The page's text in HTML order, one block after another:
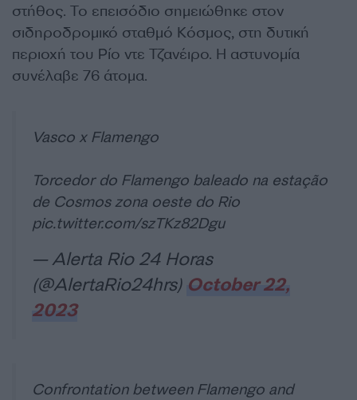
στήθος. Το επεισόδιο σημειώθηκε στον
σιδηροδρομικό σταθμό Κόσμος, στη δυτική
περιοχή του Ρίο ντε Τζανέιρο. Η αστυνομία
συνέλαβε 76 άτομα.
Vasco x Flamengo
Torcedor do Flamengo baleado na estação
de Cosmos zona oeste do Rio
pic.twitter.com/szTKz82Dgu
— Alerta Rio 24 Horas
(@AlertaRio24hrs) October 22,
2023
Confrontation between Flamengo and